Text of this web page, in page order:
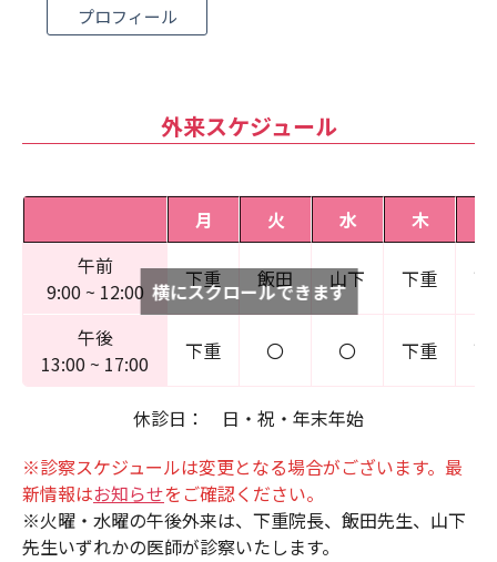
プロフィール
外来スケジュール
月 火 水 木
午前
9:00 ~ 12:00
下重 飯田 山下 下重 下
午後
13:00 ~ 17:00
下重 〇 〇 下重 下
横にスクロールできます
休診日： 日・祝・年末年始
※診察スケジュールは変更となる場合がございます。最
新情報はお知らせをご確認ください。
※火曜・水曜の午後外来は、下重院長、飯田先生、山下
先生いずれかの医師が診察いたします。